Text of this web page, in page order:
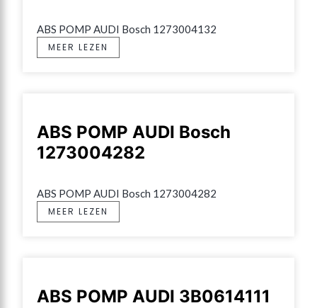
ABS POMP AUDI Bosch 1273004132
MEER LEZEN
ABS POMP AUDI Bosch
1273004282
ABS POMP AUDI Bosch 1273004282
MEER LEZEN
ABS POMP AUDI 3B0614111